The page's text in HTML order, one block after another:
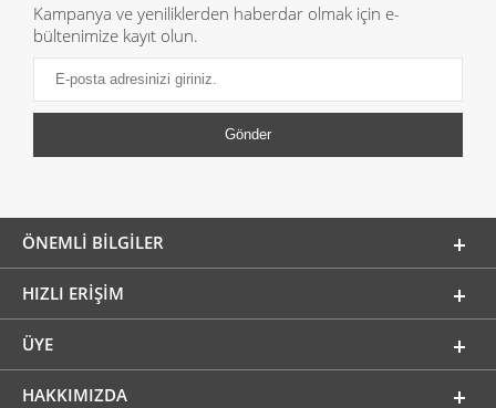
Kampanya ve yeniliklerden haberdar olmak için e-
bültenimize kayıt olun.
ÖNEMLI BILGILER
HIZLI ERIŞIM
ÜYE
HAKKIMIZDA